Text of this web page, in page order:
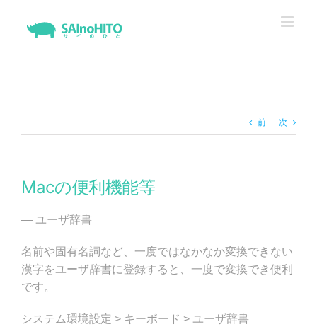
前 次
Macの便利機能等
— ユーザ辞書
名前や固有名詞など、一度ではなかなか変換できない
漢字をユーザ辞書に登録すると、一度で変換でき便利
です。
システム環境設定 > キーボード > ユーザ辞書